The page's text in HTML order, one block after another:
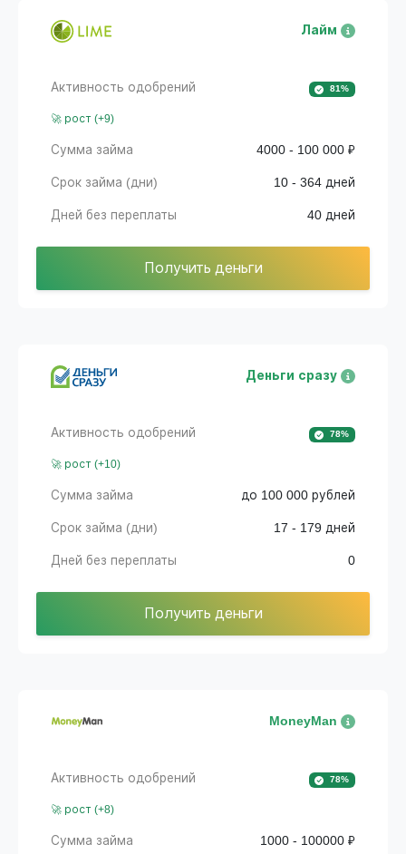
Лайм
Активность одобрений 81%
🚀 рост (+9)
Сумма займа 4000 - 100 000 ₽
Срок займа (дни) 10 - 364 дней
Дней без переплаты 40 дней
Получить деньги
Деньги сразу
Активность одобрений 78%
🚀 рост (+10)
Сумма займа до 100 000 рублей
Срок займа (дни) 17 - 179 дней
Дней без переплаты 0
Получить деньги
MoneyMan
Активность одобрений 78%
🚀 рост (+8)
Сумма займа 1000 - 100000 ₽